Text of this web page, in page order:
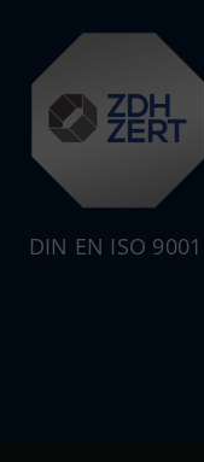
DIN EN ISO 9001